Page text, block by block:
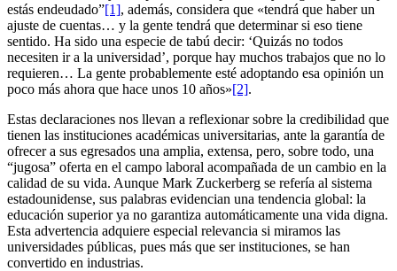
estás endeudado”[1], además, considera que «tendrá que haber un
ajuste de cuentas… y la gente tendrá que determinar si eso tiene
sentido. Ha sido una especie de tabú decir: ‘Quizás no todos
necesiten ir a la universidad’, porque hay muchos trabajos que no lo
requieren… La gente probablemente esté adoptando esa opinión un
poco más ahora que hace unos 10 años»[2].
Estas declaraciones nos llevan a reflexionar sobre la credibilidad que
tienen las instituciones académicas universitarias, ante la garantía de
ofrecer a sus egresados una amplia, extensa, pero, sobre todo, una
“jugosa” oferta en el campo laboral acompañada de un cambio en la
calidad de su vida. Aunque Mark Zuckerberg se refería al sistema
estadounidense, sus palabras evidencian una tendencia global: la
educación superior ya no garantiza automáticamente una vida digna.
Esta advertencia adquiere especial relevancia si miramos las
universidades públicas, pues más que ser instituciones, se han
convertido en industrias.